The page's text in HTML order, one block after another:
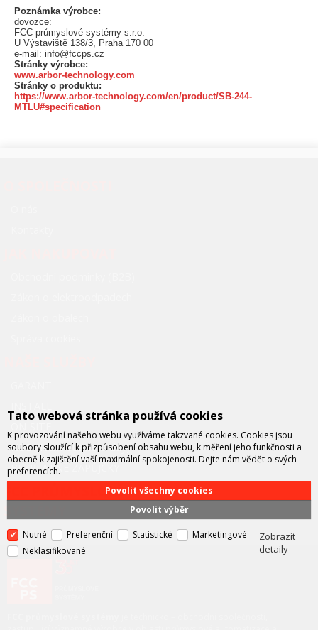
Poznámka výrobce:
dovozce:
FCC průmyslové systémy s.r.o.
U Výstaviště 138/3, Praha 170 00
e-mail: info@fccps.cz
Stránky výrobce:
www.arbor-technology.com
Stránky o produktu:
https://www.arbor-technology.com/en/product/SB-244-
MTLU#specification
NBD (Next business day)
BEZPLATNÉ ZÁPŮJČKY
FCC PRŮMYSLOVÉ
Tato webová stránka používá cookies
K provozování našeho webu využíváme takzvané cookies. Cookies jsou
soubory sloužící k přizpůsobení obsahu webu, k měření jeho funkčnosti a
obecně k zajištění vaší maximální spokojenosti. Dejte nám vědět o svých
preferencích.
Povolit výběr
Povolit všechny cookies
Nutné Preferenční Statistické
Marketingové
Neklasifikované
Zobrazit
detaily